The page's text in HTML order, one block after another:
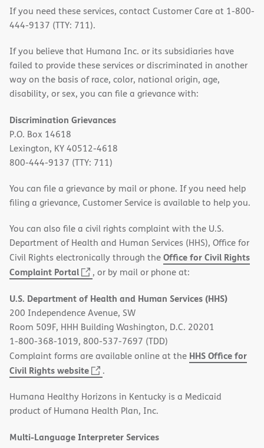
If you need these services, contact Customer Care at 1-800-
444-9137 (TTY: 711).
If you believe that Humana Inc. or its subsidiaries have
failed to provide these services or discriminated in another
way on the basis of race, color, national origin, age,
disability, or sex, you can file a grievance with:
Discrimination Grievances
P.O. Box 14618
Lexington, KY 40512-4618
800-444-9137 (TTY: 711)
You can file a grievance by mail or phone. If you need help
filing a grievance, Customer Service is available to help you.
You can also file a civil rights complaint with the U.S.
Department of Health and Human Services (HHS), Office for
Civil Rights electronically through theOffice for Civil Rights
Complaint Portal
(opens
new
window)
, or by mail or phone at:
U.S. Department of Health and Human Services (HHS)
200 Independence Avenue, SW
Room 509F, HHH Building Washington, D.C. 20201
1-800-368-1019, 800-537-7697 (TDD)
Complaint forms are available online at the HHS Office for
Civil Rights website
(opens
new
window)
.
Humana Healthy Horizons in Kentucky is a Medicaid
product of Humana Health Plan, Inc.
Multi-Language Interpreter Services